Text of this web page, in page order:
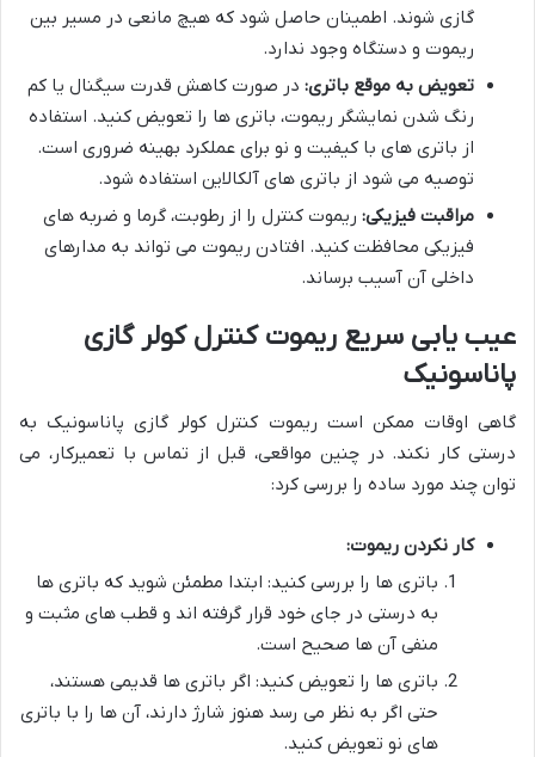
گازی شوند. اطمینان حاصل شود که هیچ مانعی در مسیر بین
ریموت و دستگاه وجود ندارد.
تعویض به موقع باتری: در صورت کاهش قدرت سیگنال یا کم
رنگ شدن نمایشگر ریموت، باتری ها را تعویض کنید. استفاده
از باتری های با کیفیت و نو برای عملکرد بهینه ضروری است.
توصیه می شود از باتری های آلکالاین استفاده شود.
مراقبت فیزیکی: ریموت کنترل را از رطوبت، گرما و ضربه های
فیزیکی محافظت کنید. افتادن ریموت می تواند به مدارهای
داخلی آن آسیب برساند.
عیب یابی سریع ریموت کنترل کولر گازی
پاناسونیک
گاهی اوقات ممکن است ریموت کنترل کولر گازی پاناسونیک به
درستی کار نکند. در چنین مواقعی، قبل از تماس با تعمیرکار، می
توان چند مورد ساده را بررسی کرد:
کار نکردن ریموت:
باتری ها را بررسی کنید: ابتدا مطمئن شوید که باتری ها
به درستی در جای خود قرار گرفته اند و قطب های مثبت و
منفی آن ها صحیح است.
باتری ها را تعویض کنید: اگر باتری ها قدیمی هستند،
حتی اگر به نظر می رسد هنوز شارژ دارند، آن ها را با باتری
های نو تعویض کنید.